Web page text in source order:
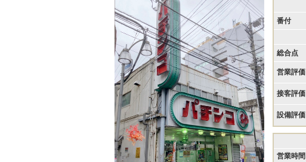
番付
総合点
営業評価
接客評価
設備評価
営業時間